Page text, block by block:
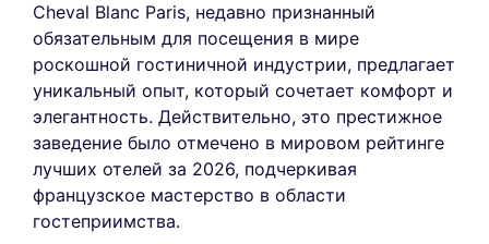
Cheval Blanc Paris, недавно признанный
обязательным для посещения в мире
роскошной гостиничной индустрии, предлагает
уникальный опыт, который сочетает комфорт и
элегантность. Действительно, это престижное
заведение было отмечено в мировом рейтинге
лучших отелей за 2026, подчеркивая
французское мастерство в области
гостеприимства.